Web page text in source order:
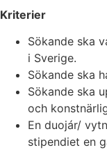
Kriterier
Sökande ska
i Sverige.
Sökande ska
Sökande ska
och
En duojár/
stipendiet en